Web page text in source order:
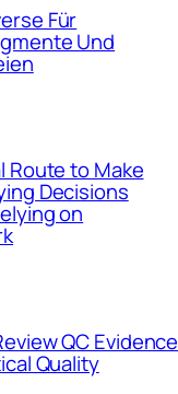
Für
Und
Route to Make
Decisions
on
QC Evidence
Quality